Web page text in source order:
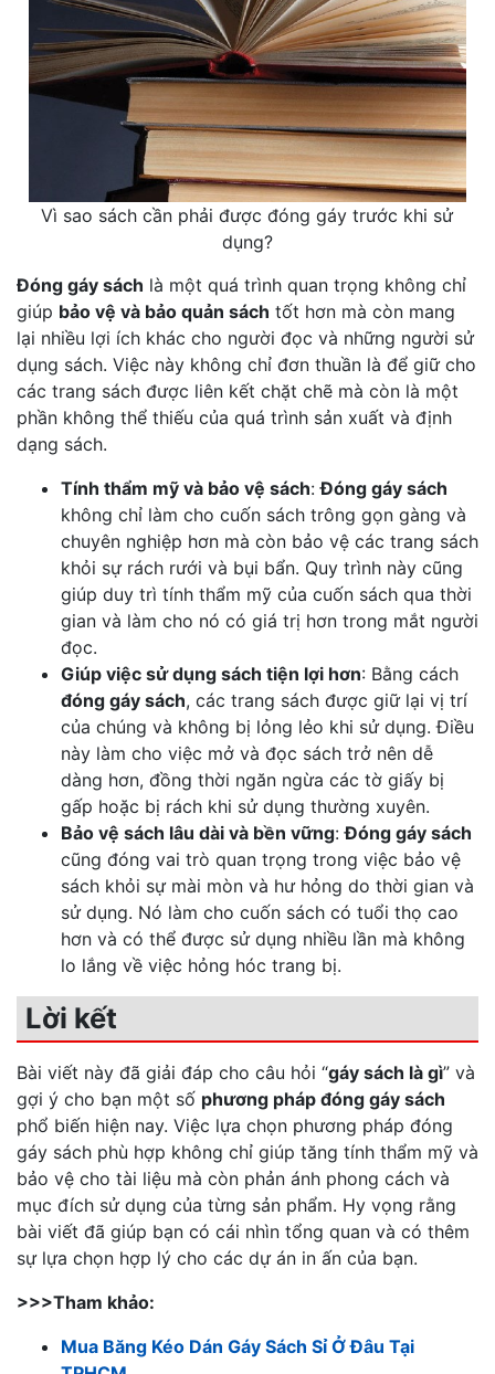
Vì sao sách cần phải được đóng gáy trước khi sử
dụng?
Đóng gáy sách là một quá trình quan trọng không chỉ
giúp bảo vệ và bảo quản sách tốt hơn mà còn mang
lại nhiều lợi ích khác cho người đọc và những người sử
dụng sách. Việc này không chỉ đơn thuần là để giữ cho
các trang sách được liên kết chặt chẽ mà còn là một
phần không thể thiếu của quá trình sản xuất và định
dạng sách.
Tính thẩm mỹ và bảo vệ sách:Đóng gáy sách
không chỉ làm cho cuốn sách trông gọn gàng và
chuyên nghiệp hơn mà còn bảo vệ các trang sách
khỏi sự rách rưới và bụi bẩn. Quy trình này cũng
giúp duy trì tính thẩm mỹ của cuốn sách qua thời
gian và làm cho nó có giá trị hơn trong mắt người
đọc.
Giúp việc sử dụng sách tiện lợi hơn: Bằng cách
đóng gáy sách, các trang sách được giữ lại vị trí
của chúng và không bị lỏng lẻo khi sử dụng. Điều
này làm cho việc mở và đọc sách trở nên dễ
dàng hơn, đồng thời ngăn ngừa các tờ giấy bị
gấp hoặc bị rách khi sử dụng thường xuyên.
Bảo vệ sách lâu dài và bền vững:Đóng gáy sách
cũng đóng vai trò quan trọng trong việc bảo vệ
sách khỏi sự mài mòn và hư hỏng do thời gian và
sử dụng. Nó làm cho cuốn sách có tuổi thọ cao
hơn và có thể được sử dụng nhiều lần mà không
lo lắng về việc hỏng hóc trang bị.
Lời kết
Bài viết này đã giải đáp cho câu hỏi “gáy sách là gì” và
gợi ý cho bạn một số phương pháp đóng gáy sách
phổ biến hiện nay. Việc lựa chọn phương pháp đóng
gáy sách phù hợp không chỉ giúp tăng tính thẩm mỹ và
bảo vệ cho tài liệu mà còn phản ánh phong cách và
mục đích sử dụng của từng sản phẩm. Hy vọng rằng
bài viết đã giúp bạn có cái nhìn tổng quan và có thêm
sự lựa chọn hợp lý cho các dự án in ấn của bạn.
>>>Tham khảo:
Mua Băng Kéo Dán Gáy Sách Sỉ Ở Đâu Tại